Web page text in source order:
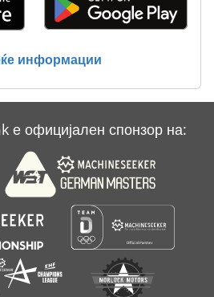
информации
е официјален спонзор на: